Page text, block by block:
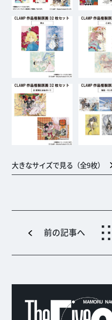
大きなサイズで見る（全9枚）
前の記事へ